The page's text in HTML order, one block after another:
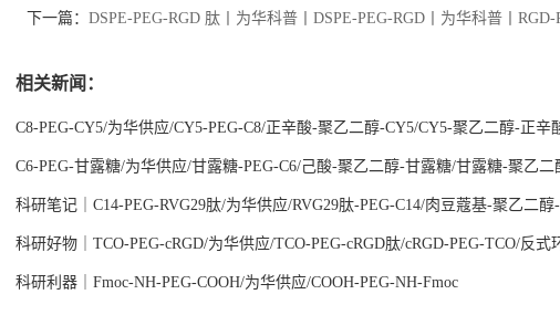
下一篇： DSPE-PEG-RGD 肽丨为华科普丨DSPE-PEG-RGD丨为华科普丨
相关新闻：
C8-PEG-CY5/为华供应/CY5-PEG-C8/正辛酸-聚乙二醇-CY5/CY5-聚乙二醇-正辛
C6-PEG-甘露糖/为华供应/甘露糖-PEG-C6/己酸-聚乙二醇-甘露糖/甘露糖-聚乙二
科研笔记｜C14-PEG-RVG29肽/为华供应/RVG29肽-PEG-C14/肉豆蔻基-聚乙二
科研好物｜TCO-PEG-cRGD/为华供应/TCO-PEG-cRGD肽/cRGD-PEG-TCO/反
科研利器｜Fmoc-NH-PEG-COOH/为华供应/COOH-PEG-NH-Fmoc